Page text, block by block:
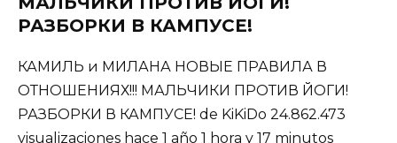
РАЗБОРКИ В КАМПУСЕ!
КАМИЛЬ и МИЛАНА НОВЫЕ ПРАВИЛА В
ОТНОШЕНИЯХ!!! МАЛЬЧИКИ ПРОТИВ ЙОГИ!
РАЗБОРКИ В КАМПУСЕ! de KiKiDo 24.862.473
visualizaciones hace 1 año 1 hora y 17 minutos